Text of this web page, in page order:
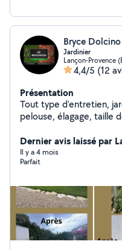
contacter, réponse
Bryce Dolcino
Jardinier
Lançon-Provence
4,4/5 (12
Présentation
Tout type d'entretien,
pelouse, élagage, taille
Dernier avis laissé par
Il y a 4 mois
Parfait